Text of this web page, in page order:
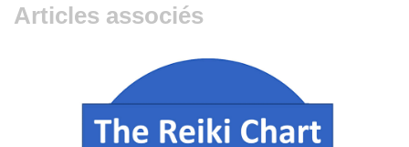
Articles associés